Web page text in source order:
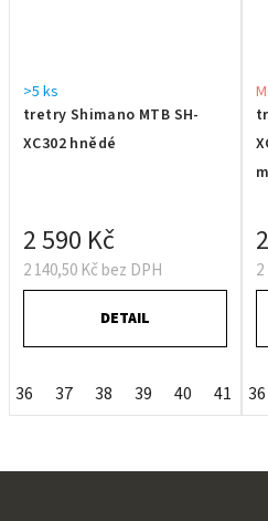
tretry Shimano MTB SH-
XC302 hnědé
>5 ks
2 140,50 Kč bez DPH
2 590 Kč
DETAIL
36 37 38 39 40 41 42
36